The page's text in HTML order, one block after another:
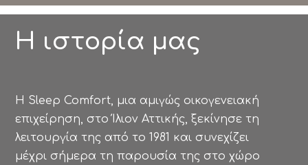
Η ιστορία μας
H Sleep Comfort, μια αμιγώς οικογενειακή
επιχείρηση, στο Ίλιον Αττικής, ξεκίνησε τη
λειτουργία της από το 1981 και συνεχίζει
μέχρι σήμερα τη παρουσία της στο χώρο